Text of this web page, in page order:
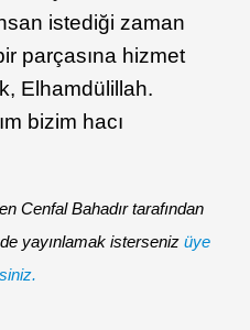
istediği zaman
parçasına hizmet
Elhamdülillah.
bizim hacı
Cenfal Bahadır tarafından
yayınlamak isterseniz üye